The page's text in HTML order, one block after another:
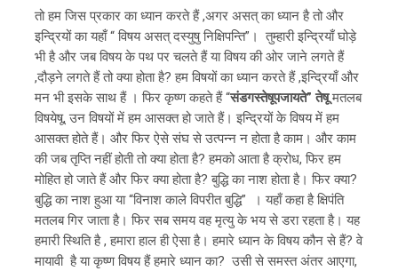
तो हम जिस प्रकार का ध्यान करते हैं ,अगर असत् का ध्यान है तो और
इन्द्रियों का यहाँ “ विषय असत् दस्युषु निक्षिपन्ति”। तुम्हारी इन्द्रियाँ घोड़े
भी है और जब विषय के पथ पर चलते हैं या विषय की ओर जाने लगते हैं
,दौड़ने लगते हैं तो क्या होता है? हम विषयों का ध्यान करते हैं ,इन्द्रियाँ और
मन भी इसके साथ हैं । फिर कृष्ण कहते हैं “संडगस्तेषूपजायते” तेषूमतलब
विषयेषू, उन विषयों में हम आसक्त हो जाते हैं। इन्द्रियों के विषय में हम
आसक्त होते हैं। और फिर ऐसे संघ से उत्पन्न न होता है काम। और काम
की जब तृप्ति नहीं होती तो क्या होता है? हमको आता है क्रोध, फिर हम
मोहित हो जाते हैं और फिर क्या होता है? बुद्धि का नाश होता है। फिर क्या?
बुद्धि का नाश हुआ या “विनाश काले विपरीत बुद्धि” । यहाँ कहा है क्षिपंति
मतलब गिर जाता है। फिर सब समय वह मृत्यु के भय से डरा रहता है। यह
हमारी स्थिति है , हमारा हाल ही ऐसा है। हमारे ध्यान के विषय कौन से हैं? वे
मायावी है या कृष्ण विषय हैं हमारे ध्यान का? उसी से समस्त अंतर आएगा,